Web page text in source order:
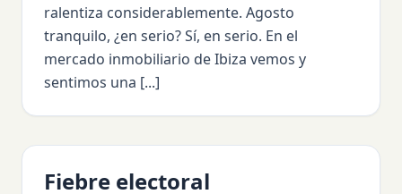
ralentiza considerablemente. Agosto
tranquilo, ¿en serio? Sí, en serio. En el
mercado inmobiliario de Ibiza vemos y
sentimos una [...]
Fiebre electoral